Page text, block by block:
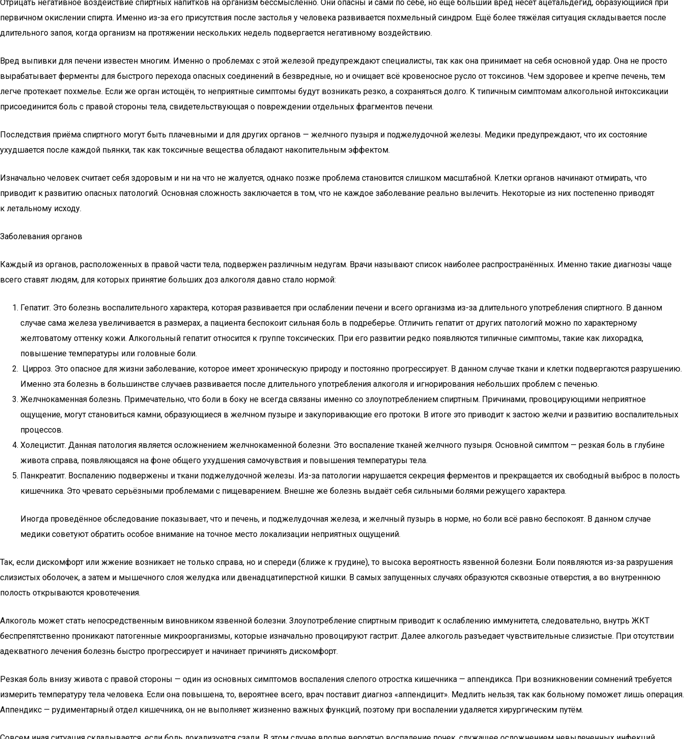
Отрицать негативное воздействие спиртных напитков на организм бессмысленно. Они опасны и сами по себе, но ещё больший вред несёт ацетальдегид, образующийся при
первичном окислении спирта. Именно из-за его присутствия после застолья у человека развивается похмельный синдром. Ещё более тяжёлая ситуация складывается после
длительного запоя, когда организм на протяжении нескольких недель подвергается негативному воздействию.
Вред выпивки для печени известен многим. Именно о проблемах с этой железой предупреждают специалисты, так как она принимает на себя основной удар. Она не просто
вырабатывает ферменты для быстрого перехода опасных соединений в безвредные, но и очищает всё кровеносное русло от токсинов. Чем здоровее и крепче печень, тем
легче протекает похмелье. Если же орган истощён, то неприятные симптомы будут возникать резко, а сохраняться долго. К типичным симптомам алкогольной интоксикации
присоединится боль с правой стороны тела, свидетельствующая о повреждении отдельных фрагментов печени.
Последствия приёма спиртного могут быть плачевными и для других органов — желчного пузыря и поджелудочной железы. Медики предупреждают, что их состояние
ухудшается после каждой пьянки, так как токсичные вещества обладают накопительным эффектом.
Изначально человек считает себя здоровым и ни на что не жалуется, однако позже проблема становится слишком масштабной. Клетки органов начинают отмирать, что
приводит к развитию опасных патологий. Основная сложность заключается в том, что не каждое заболевание реально вылечить. Некоторые из них постепенно приводят
к летальному исходу.
Заболевания органов
Каждый из органов, расположенных в правой части тела, подвержен различным недугам. Врачи называют список наиболее распространённых. Именно такие диагнозы чаще
всего ставят людям, для которых принятие больших доз алкоголя давно стало нормой:
Гепатит. Это болезнь воспалительного характера, которая развивается при ослаблении печени и всего организма из-за длительного употребления спиртного. В данном
случае сама железа увеличивается в размерах, а пациента беспокоит сильная боль в подреберье. Отличить гепатит от других патологий можно по характерному
желтоватому оттенку кожи. Алкогольный гепатит относится к группе токсических. При его развитии редко появляются типичные симптомы, такие как лихорадка,
повышение температуры или головные боли.
Цирроз. Это опасное для жизни заболевание, которое имеет хроническую природу и постоянно прогрессирует. В данном случае ткани и клетки подвергаются разрушению.
Именно эта болезнь в большинстве случаев развивается после длительного употребления алкоголя и игнорирования небольших проблем с печенью.
Желчнокаменная болезнь. Примечательно, что боли в боку не всегда связаны именно со злоупотреблением спиртным. Причинами, провоцирующими неприятное
ощущение, могут становиться камни, образующиеся в желчном пузыре и закупоривающие его протоки. В итоге это приводит к застою желчи и развитию воспалительных
процессов.
Холецистит. Данная патология является осложнением желчнокаменной болезни. Это воспаление тканей желчного пузыря. Основной симптом — резкая боль в глубине
живота справа, появляющаяся на фоне общего ухудшения самочувствия и повышения температуры тела.
Панкреатит. Воспалению подвержены и ткани поджелудочной железы. Из-за патологии нарушается секреция ферментов и прекращается их свободный выброс в полость
кишечника. Это чревато серьёзными проблемами с пищеварением. Внешне же болезнь выдаёт себя сильными болями режущего характера.
Иногда проведённое обследование показывает, что и печень, и поджелудочная железа, и желчный пузырь в норме, но боли всё равно беспокоят. В данном случае
медики советуют обратить особое внимание на точное место локализации неприятных ощущений.
Так, если дискомфорт или жжение возникает не только справа, но и спереди (ближе к грудине), то высока вероятность язвенной болезни. Боли появляются из-за разрушения
слизистых оболочек, а затем и мышечного слоя желудка или двенадцатиперстной кишки. В самых запущенных случаях образуются сквозные отверстия, а во внутреннюю
полость открываются кровотечения.
Алкоголь может стать непосредственным виновником язвенной болезни. Злоупотребление спиртным приводит к ослаблению иммунитета, следовательно, внутрь ЖКТ
беспрепятственно проникают патогенные микроорганизмы, которые изначально провоцируют гастрит. Далее алкоголь разъедает чувствительные слизистые. При отсутствии
адекватного лечения болезнь быстро прогрессирует и начинает причинять дискомфорт.
Резкая боль внизу живота с правой стороны — один из основных симптомов воспаления слепого отростка кишечника — аппендикса. При возникновении сомнений требуется
измерить температуру тела человека. Если она повышена, то, вероятнее всего, врач поставит диагноз «аппендицит». Медлить нельзя, так как больному поможет лишь операция.
Аппендикс — рудиментарный отдел кишечника, он не выполняет жизненно важных функций, поэтому при воспалении удаляется хирургическим путём.